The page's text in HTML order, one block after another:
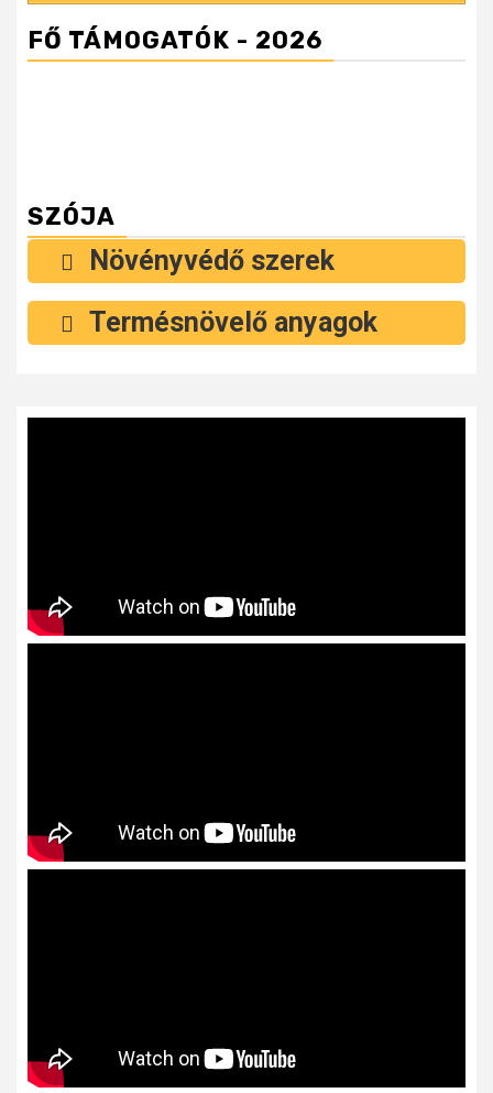
FŐ TÁMOGATÓK - 2026
SZÓJA
Növényvédő szerek
Termésnövelő anyagok